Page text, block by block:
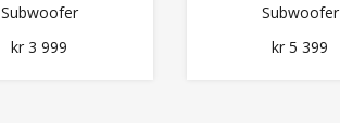
Subwoofer
kr 3 999
Subwoofer
kr 5 399